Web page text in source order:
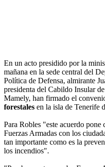
En un acto presidido por la
mañana en la sede central del
Política de Defensa, almirante
presidenta del Cabildo Insular
Mamely, han firmado el
forestales en la isla de Tenerife
Para Robles "este acuerdo
Fuerzas Armadas con los
tan importante como es la
los incendios".